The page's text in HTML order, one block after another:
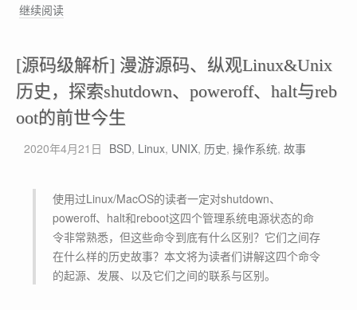
继续阅读浅
o
的
历
并
在
L
i
n
[源码级解析] 漫游源码、纵观Linux&Unix
历史，探索shutdown、poweroff、halt与reb
oot的前世今生
2020年4月21日 BSD, Linux, UNIX, 历史, 操作系统, 故事
使用过Linux/MacOS的读者一定对shutdown、
poweroff、halt和reboot这四个管理系统电源状态的命
令非常熟悉，但这些命令到底有什么区别？它们之间存
在什么样的历史故事？本文将为读者们讲解这四个命令
的起源、发展、以及它们之间的联系与区别。